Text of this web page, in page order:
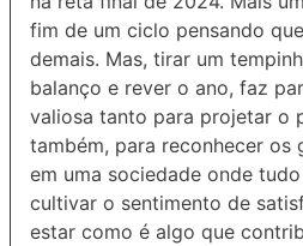
fim de um ciclo pensando
demais. Mas, tirar um
balanço e rever o ano, faz
valiosa tanto para projetar o
também, para reconhecer os
em uma sociedade onde
cultivar o sentimento de
estar como é algo que